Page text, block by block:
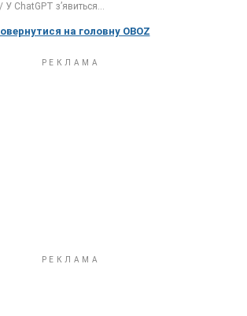
У ChatGPT з’явиться...
на головну OBOZ